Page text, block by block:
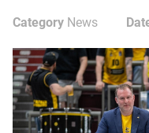
Category News